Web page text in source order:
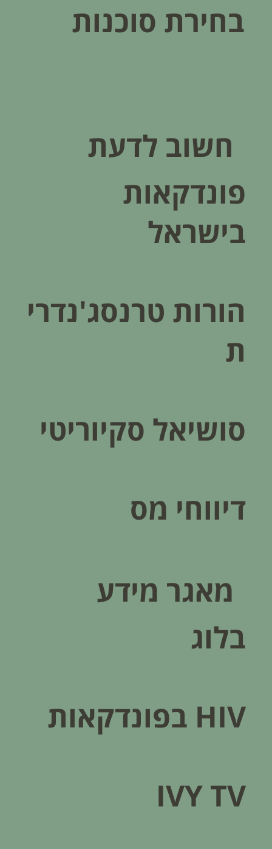
בחירת סוכנות
חשוב לדעת
פונדקאות
בישראל
הורות טרנסג'נדרי
ת
סושיאל סקיוריטי
דיווחי מס
מאגר מידע
בלוג
HIV בפונדקאות​
IVY TV